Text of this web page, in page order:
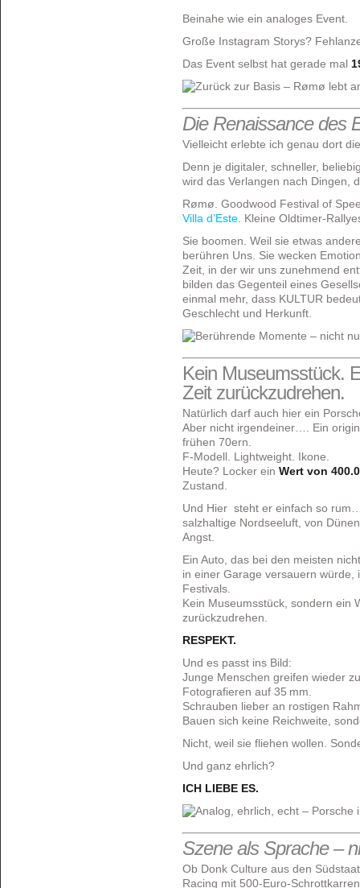
Beinahe wie ein analoges Event.
Große Instagram Storys?
Das Event selbst hat gerade mal
Die Renaissance des
Vielleicht erlebte ich genau dort
Denn je digitaler, schneller,
wird das Verlangen nach Dingen,
Rømø. Goodwood Festival of
Villa d’Este. Kleine Oldtimer-
Sie boomen. Weil sie etwas
berühren Uns. Sie wecken
Zeit, in der wir uns zunehmend
bilden das Gegenteil eines
einmal mehr, dass KULTUR
Geschlecht und Herkunft.
Kein Museumsstück.
Zeit zurückzudrehen.
Natürlich darf auch hier ein
Aber nicht irgendeiner…. Ein
frühen 70ern.
F-Modell. Lightweight. Ikone.
Heute? Locker ein Wert von
Zustand.
Und Hier steht er einfach so
salzhaltige Nordseeluft, von
Angst.
Ein Auto, das bei den meisten
in einer Garage versauern würde,
Festivals.
Kein Museumsstück, sondern ein
zurückzudrehen.
RESPEKT.
Und es passt ins Bild:
Junge Menschen greifen wieder
Fotografieren auf 35 mm.
Schrauben lieber an rostigen
Bauen sich keine Reichweite,
Nicht, weil sie fliehen wollen.
Und ganz ehrlich?
ICH LIEBE ES.
Szene als Sprache –
Ob Donk Culture aus den
Racing mit 500-Euro-